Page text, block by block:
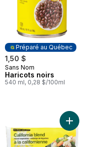
Préparé au Québec
1,50 $
Préparé au Québec
Sans Nom
Haricots noirs
540 ml, 0,28 $/100ml
tranchées surgelées au
Ajouter